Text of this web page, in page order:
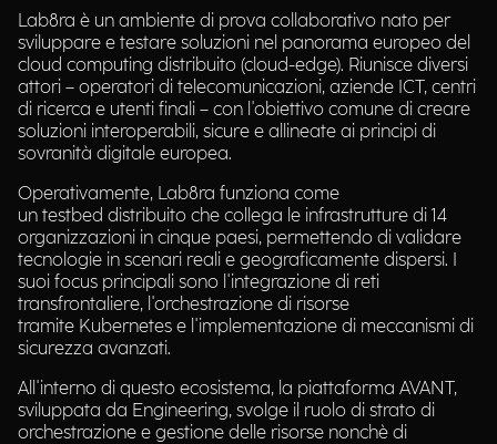
Lab8ra è un ambiente di prova collaborativo nato per
sviluppare e testare soluzioni nel panorama europeo del
cloud computing distribuito (cloud-edge). Riunisce diversi
attori – operatori di telecomunicazioni, aziende ICT, centri
di ricerca e utenti finali – con l'obiettivo comune di creare
soluzioni interoperabili, sicure e allineate ai principi di
sovranità digitale europea.
Operativamente, Lab8ra funziona come
un testbed distribuito che collega le infrastrutture di 14
organizzazioni in cinque paesi, permettendo di validare
tecnologie in scenari reali e geograficamente dispersi. I
suoi focus principali sono l'integrazione di reti
transfrontaliere, l'orchestrazione di risorse
tramite Kubernetes e l'implementazione di meccanismi di
sicurezza avanzati.
All'interno di questo ecosistema, la piattaforma AVANT,
sviluppata da Engineering, svolge il ruolo di strato di
orchestrazione e gestione delle risorse nonchè di